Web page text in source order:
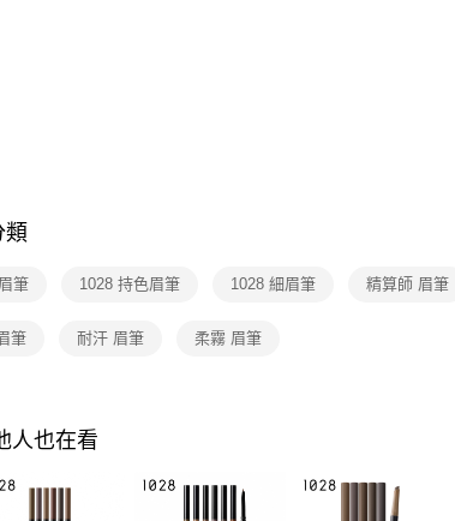
類
筆 1028 持色眉筆 1028 細眉筆 精算師 眉筆
筆 耐汗 眉筆 柔霧 眉筆
人也在看